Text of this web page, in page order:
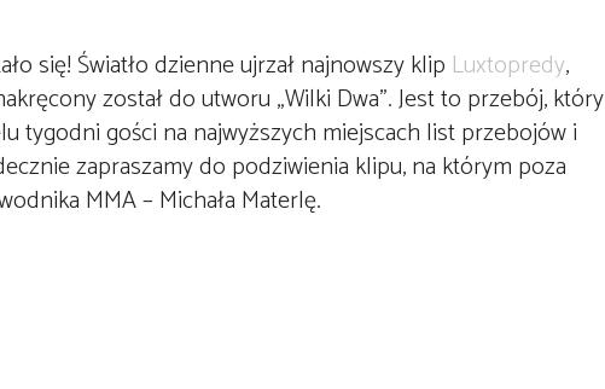
się! Światło dzienne ujrzał najnowszy klip Luxtopredy,
został do utworu „Wilki Dwa”. Jest to przebój, który
tygodni gości na najwyższych miejscach list przebojów i
zapraszamy do podziwienia klipu, na którym poza
MMA – Michała Materlę.